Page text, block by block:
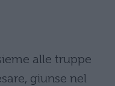
alle truppe
giunse nel